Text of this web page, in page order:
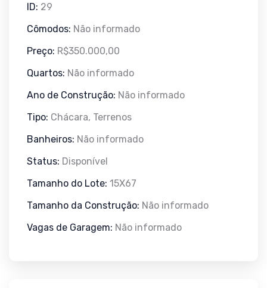
ID: 29
Cômodos: Não informado
Preço: R$350.000,00
Quartos: Não informado
Ano de Construção: Não informado
Tipo: Chácara, Terrenos
Banheiros: Não informado
Status: Disponível
Tamanho do Lote: 15X67
Tamanho da Construção: Não informado
Vagas de Garagem: Não informado